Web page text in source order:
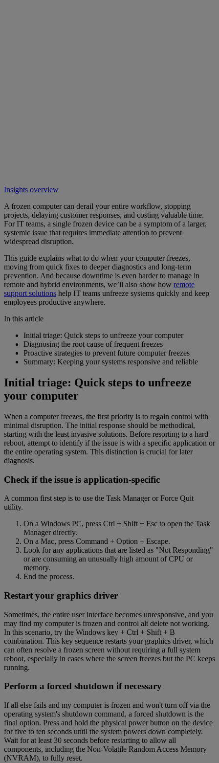
Insights overview
A frozen computer can derail your entire workflow, stopping
projects, delaying customer responses, and costing valuable time.
For IT teams, a single frozen device can be a symptom of a larger,
systemic issue that requires immediate attention to prevent
widespread disruption.
This guide explains what to do when your computer freezes,
moving from quick fixes to deeper diagnostics and long-term
prevention. And because downtime is even harder to manage in
remote and hybrid environments, we’ll also show how remote
support solutions help IT teams unfreeze systems quickly and keep
employees productive anywhere.
In this article
Initial triage: Quick steps to unfreeze your computer
Diagnosing the root cause of frequent freezes
Proactive strategies to prevent future computer freezes
Summary: Keeping your systems responsive and reliable
Initial triage: Quick steps to unfreeze
your computer
When a computer freezes, the first priority is to regain control with
minimal disruption. The initial response should be methodical,
starting with the least invasive solutions. Before resorting to a hard
reboot, attempt to identify if the issue is with a specific application or
the entire operating system. This distinction is crucial for later
diagnosis.
Check if the issue is application-specific
A common first step is to use the Task Manager or Force Quit
utility.
On a Windows PC, press Ctrl + Shift + Esc to open the Task
Manager directly.
On a Mac, press Command + Option + Escape.
Look for any applications that are listed as "Not Responding"
or are consuming an unusually high amount of CPU or
memory.
End the process.
Restart your graphics driver
Sometimes, the entire user interface becomes unresponsive, and you
may find my computer is frozen and control alt delete not working.
In this scenario, try the Windows key + Ctrl + Shift + B
combination. This key sequence restarts your graphics driver, which
can often resolve a frozen screen without requiring a full system
reboot, especially in cases where the screen freezes but the PC keeps
running.
Perform a forced shutdown if necessary
If all else fails and my computer is frozen and won't turn off via the
operating system's shutdown command, a forced shutdown is the
final option. Press and hold the physical power button on the device
for five to ten seconds until the system powers down completely.
Wait for at least 30 seconds before restarting to allow all
components, including the Non-Volatile Random Access Memory
(NVRAM), to fully reset.